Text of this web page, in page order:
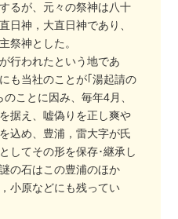
るが、元々の祭神は八十
日神，大直日神であり、
祭神とした。
行われたという地であ
も当社のことが｢湯起請の
ことに因み、毎年4月、
据え、嘘偽りを正し爽や
込め、豊浦，雷大字が氏
してその形を保存･継承し
の石はこの豊浦のほか
小原などにも残ってい